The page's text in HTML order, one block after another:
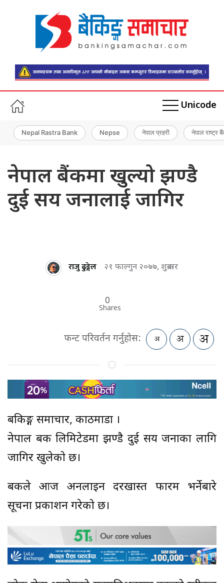
Unicode
Nepal Rastra Bank Nepse नेपाल प्रहरी नेपाल राष्ट्र
नेपाल बैंकमा खुल्यो झण्डै
दुई सय जनालाई जागिर
राजु ढुङ्गेल २१ फाल्गुन २०७७, शुक्रबार
0
Shares
फन्ट परिवर्तन गर्नुहोस:
बैंकिङ्ग समाचार, काठमाडौं ।
नेपाल बैंक लिमिटेडमा झण्डै दुई सय जनाका लागि
जागिर खुलेको छ।
बैंकले आज अनलाइन दरखास्त फारम भर्नेबारे
सूचना प्रकाशन गरेको छ।